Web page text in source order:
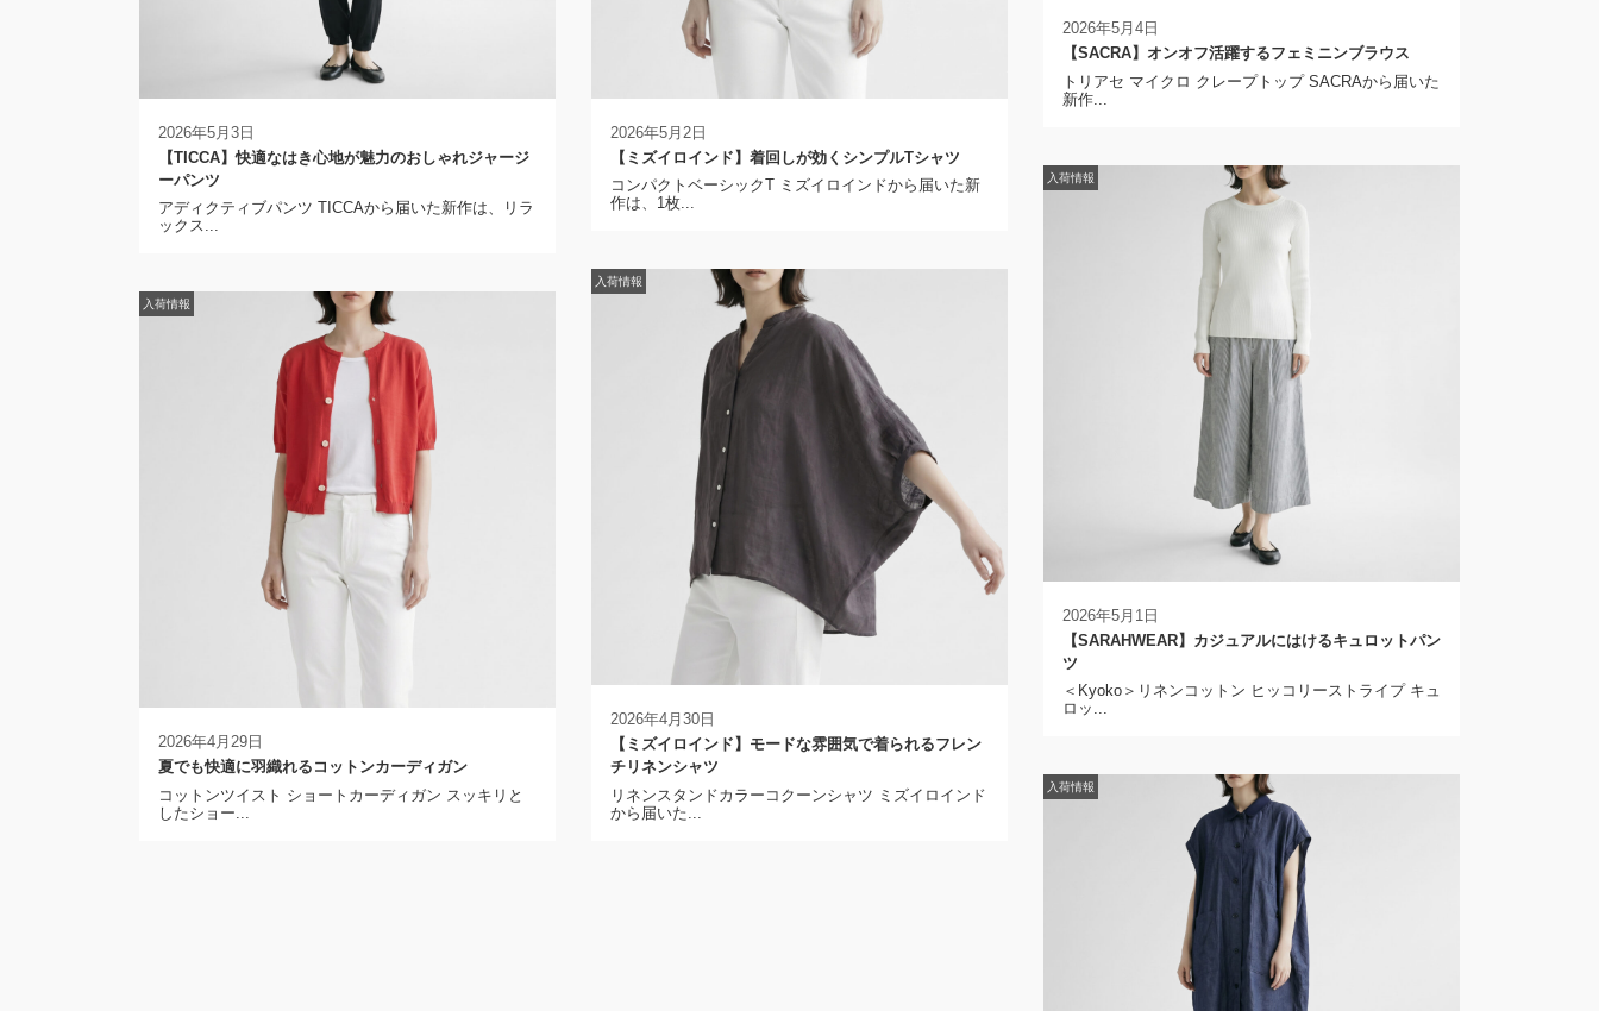
2026年5月4日
【SACRA】オンオフ活躍するフェミニンブラウス
トリアセ マイクロ クレープトップ SACRAから届いた
新作...
2026年5月3日
【TICCA】快適なはき心地が魅力のおしゃれジャージ
ーパンツ
アディクティブパンツ TICCAから届いた新作は、リラ
ックス...
2026年5月2日
【ミズイロインド】着回しが効くシンプルTシャツ
コンパクトベーシックT ミズイロインドから届いた新
作は、1枚...
2026年5月1日
入荷情報
【SARAHWEAR】カジュアルにはけるキュロットパン
ツ
＜Kyoko＞リネンコットン ヒッコリーストライプ キュ
ロッ...
2026年4月30日
入荷情報
【ミズイロインド】モードな雰囲気で着られるフレン
チリネンシャツ
リネンスタンドカラーコクーンシャツ ミズイロインド
から届いた...
2026年4月29日
入荷情報
夏でも快適に羽織れるコットンカーディガン
コットンツイスト ショートカーディガン スッキリと
したショー...
入荷情報